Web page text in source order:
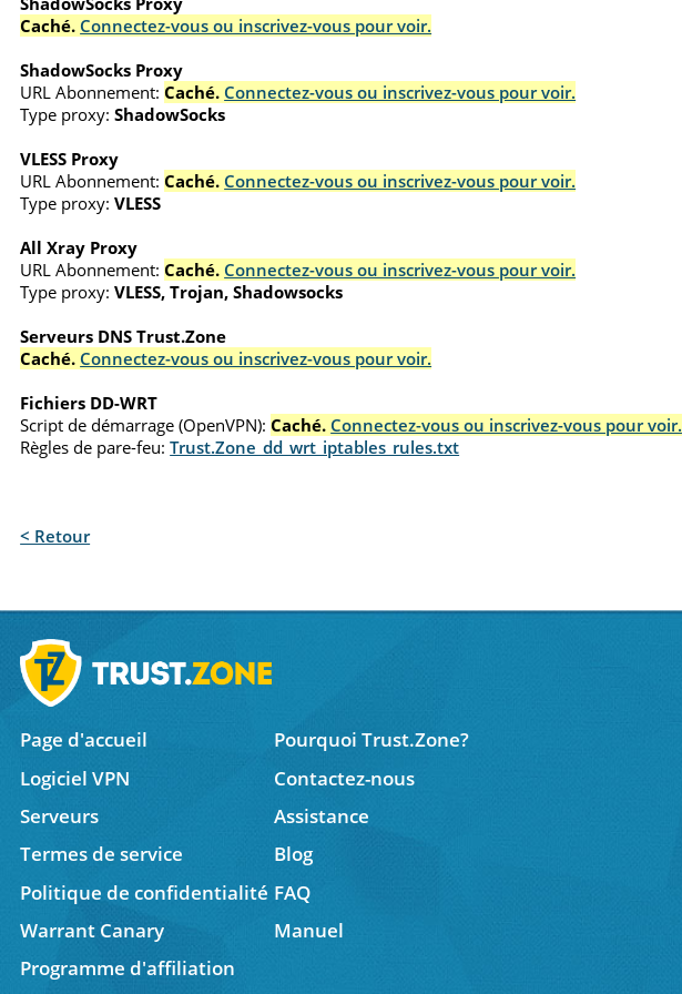
Caché. Connectez-vous ou inscrivez-vous pour voir.
ShadowSocks Proxy
URL Abonnement: Caché. Connectez-vous ou inscrivez-vous pour voir.
Type proxy: ShadowSocks
VLESS Proxy
URL Abonnement: Caché. Connectez-vous ou inscrivez-vous pour voir.
Type proxy: VLESS
All Xray Proxy
URL Abonnement: Caché. Connectez-vous ou inscrivez-vous pour voir.
Type proxy: VLESS, Trojan, Shadowsocks
Serveurs DNS Trust.Zone
Caché. Connectez-vous ou inscrivez-vous pour voir.
Fichiers DD-WRT
Script de démarrage (OpenVPN): Caché. Connectez-vous ou inscrivez-vous pour voir.
Règles de pare-feu: Trust.Zone_dd_wrt_iptables_rules.txt
< Retour
Page d'accueil
Pourquoi Trust.Zone?
Logiciel VPN
Contactez-nous
Serveurs
Assistance
Termes de service
Blog
Politique de confidentialité FAQ
Warrant Canary
Manuel
Programme d'affiliation